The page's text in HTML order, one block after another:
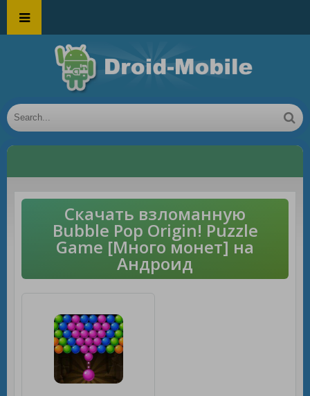
Скачать взломанную
Bubble Pop Origin! Puzzle
Game [Много монет] на
Андроид